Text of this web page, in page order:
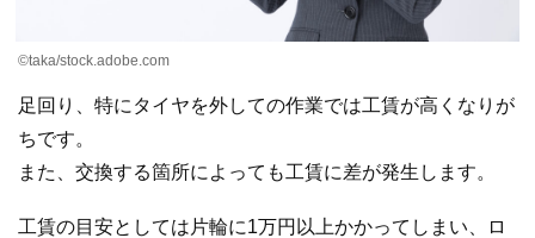
©taka/stock.adobe.com
足回り、特にタイヤを外しての作業では工賃が高くなりが
ちです。
また、交換する箇所によっても工賃に差が発生します。
工賃の目安としては片輪に1万円以上かかってしまい、ロ